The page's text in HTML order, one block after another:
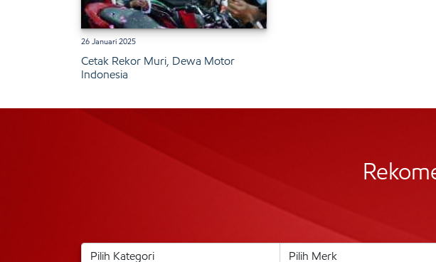
26 Januari 2025
Cetak Rekor Muri, Dewa Motor
Indonesia